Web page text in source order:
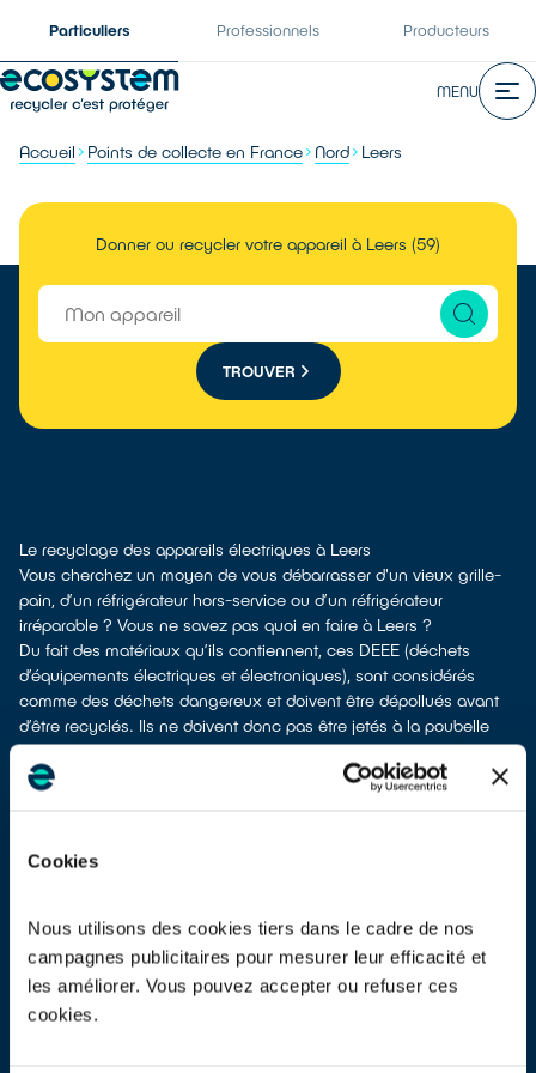
Cookies
Nous utilisons des cookies tiers dans le cadre de nos
campagnes publicitaires pour mesurer leur efficacité et
les améliorer. Vous pouvez accepter ou refuser ces
cookies.
Particuliers Professionnels Producteurs
MENU
Accueil Points de collecte en France Nord Leers
Donner ou recycler votre appareil à Leers (59)
TROUVER
Le recyclage des appareils électriques à Leers
Vous cherchez un moyen de vous débarrasser d'un vieux grille-
pain, d’un réfrigérateur hors-service ou d’un réfrigérateur
irréparable ? Vous ne savez pas quoi en faire à Leers ?
Du fait des matériaux qu’ils contiennent, ces DEEE (déchets
d’équipements électriques et électroniques), sont considérés
comme des déchets dangereux et doivent être dépollués avant
d’être recyclés. Ils ne doivent donc pas être jetés à la poubelle
avec d’autres déchets tels que les emballages ménagers, le
mobilier usagé, les ordures ménagères, etc. ! Cela rendrait
vous séparer de vos vieux appareils électriques et électroniques.
de marche ou réparable
les déposer en déchetterie
les faire
reprendre au moment de la livraison
d’un nouvel
lesfaire reprendre en magasin